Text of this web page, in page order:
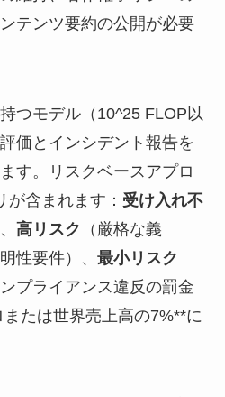
テンツ要約の公開が必要
つモデル（10^25 FLOP以
価とインシデント報告を
す。リスクベースアプロ
含まれます： 受け入れ不
高リスク （厳格な義
明性要件）、 最小リスク
プライアンス違反の罰金
たは世界売上高の7%**に